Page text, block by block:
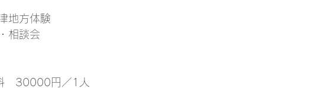
地方体験
談会
　30000円／1人